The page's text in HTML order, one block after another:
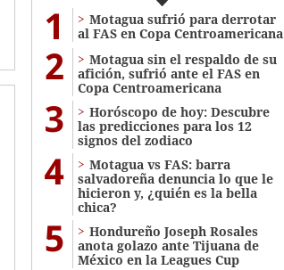
1
Motagua sufrió para derrotar
al FAS en Copa Centroamericana
2
Motagua sin el respaldo de su
afición, sufrió ante el FAS en
Copa Centroamericana
3
Horóscopo de hoy: Descubre
las predicciones para los 12
signos del zodiaco
4
Motagua vs FAS: barra
salvadoreña denuncia lo que le
hicieron y, ¿quién es la bella
chica?
5
Hondureño Joseph Rosales
anota golazo ante Tijuana de
México en la Leagues Cup